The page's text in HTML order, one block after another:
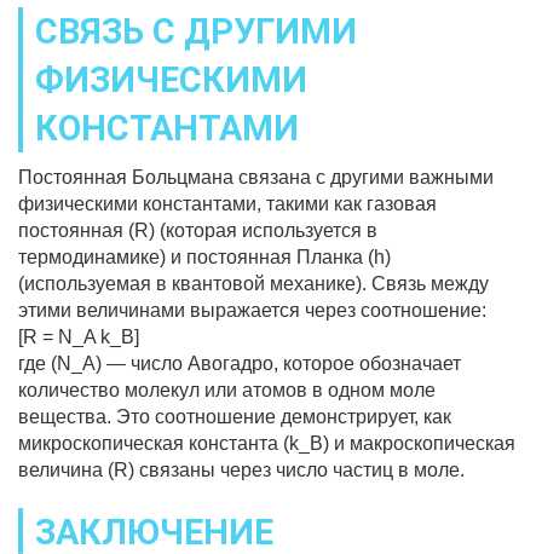
СВЯЗЬ С ДРУГИМИ
ФИЗИЧЕСКИМИ
КОНСТАНТАМИ
Постоянная Больцмана связана с другими важными
физическими константами, такими как газовая
постоянная (R) (которая используется в
термодинамике) и постоянная Планка (h)
(используемая в квантовой механике). Связь между
этими величинами выражается через соотношение:
[R = N_A k_B]
где (N_A) — число Авогадро, которое обозначает
количество молекул или атомов в одном моле
вещества. Это соотношение демонстрирует, как
микроскопическая константа (k_B) и макроскопическая
величина (R) связаны через число частиц в моле.
ЗАКЛЮЧЕНИЕ